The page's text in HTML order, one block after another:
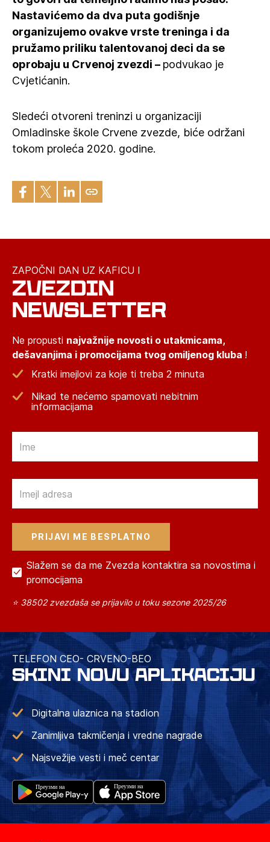
Nastavićemo da dva puta godišnje
organizujemo ovakve vrste treninga i da
pružamo priliku talentovanoj deci da se
oprobaju u Crvenoj zvezdi – podvukao je
Cvjetićanin.
Sledeći otvoreni treninzi u organizaciji
Omladinske škole Crvene zvezde, biće održani
tokom proleća 2020. godine.
ZAPOČNI DAN UZ KAFICU I
ZVEZDIN
NEWSLETTER
Ne propusti najvažnije novosti o utakmicama,
dešavanjima i promocijama tvog omiljenog kluba !
Kratki imejlovi za koje ti treba 2 minuta
Nikad te nećemo spamovati nebitnim
informacijama
Slažem se da me Zvezda kontaktira sa novostima i
promocijama
⭐ 38502 zvezdaša se prijavilo u toku sezone 2025/26
TELEFON CEO- CRVENO-BEO
SKINI NOVU APLIKACIJU
Digitalna ulaznica na stadion
Zanimljiva takmičenja i vredne nagrade
Najsvežije vesti i meč centar